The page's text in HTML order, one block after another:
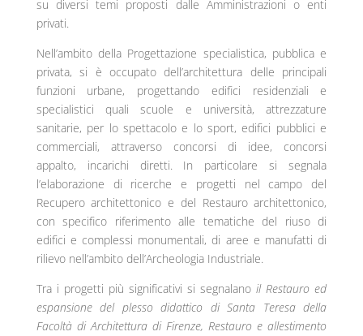
su diversi temi proposti dalle Amministrazioni o enti
privati.
Nell’ambito della Progettazione specialistica, pubblica e
privata, si è occupato dell’architettura delle principali
funzioni urbane, progettando edifici residenziali e
specialistici quali scuole e università, attrezzature
sanitarie, per lo spettacolo e lo sport, edifici pubblici e
commerciali, attraverso concorsi di idee, concorsi
appalto, incarichi diretti. In particolare si segnala
l’elaborazione di ricerche e progetti nel campo del
Recupero architettonico e del Restauro architettonico,
con specifico riferimento alle tematiche del riuso di
edifici e complessi monumentali, di aree e manufatti di
rilievo nell’ambito dell’Archeologia Industriale.
Tra i progetti più significativi si segnalanoil Restauro ed
espansione del plesso didattico di Santa Teresa della
Facoltà di Architettura di Firenze, Restauro e allestimento